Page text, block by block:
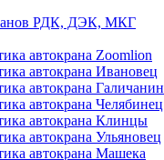
РДК, ДЭК, МКГ
автокрана Zoomlion
автокрана Ивановец
автокрана Галичанин
автокрана Челябинец
автокрана Клинцы
автокрана Ульяновец
автокрана Машека